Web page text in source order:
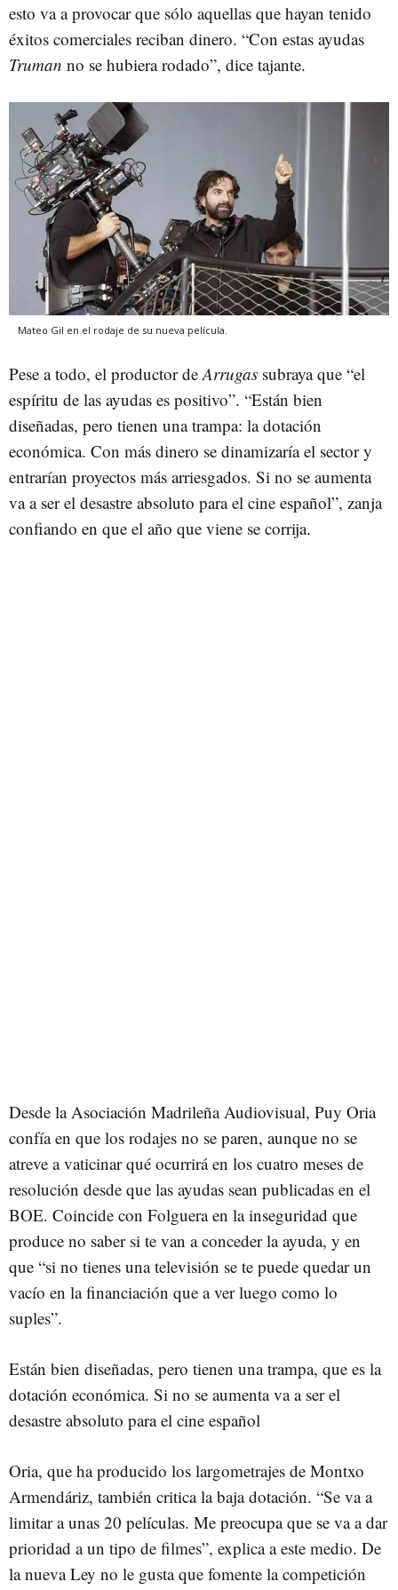
esto va a provocar que sólo aquellas que hayan tenido
éxitos comerciales reciban dinero. “Con estas ayudas
Truman no se hubiera rodado”, dice tajante.
Mateo Gil en el rodaje de su nueva película.
Pese a todo, el productor deArrugas subraya que “el
espíritu de las ayudas es positivo”. “Están bien
diseñadas, pero tienen una trampa: la dotación
económica. Con más dinero se dinamizaría el sector y
entrarían proyectos más arriesgados. Si no se aumenta
va a ser el desastre absoluto para el cine español”, zanja
confiando en que el año que viene se corrija.
Desde la Asociación Madrileña Audiovisual, Puy Oria
confía en que los rodajes no se paren, aunque no se
atreve a vaticinar qué ocurrirá en los cuatro meses de
resolución desde que las ayudas sean publicadas en el
BOE. Coincide con Folguera en la inseguridad que
produce no saber si te van a conceder la ayuda, y en
que “si no tienes una televisión se te puede quedar un
vacío en la financiación que a ver luego como lo
suples”.
Están bien diseñadas, pero tienen una trampa, que es la
dotación económica. Si no se aumenta va a ser el
desastre absoluto para el cine español
Oria, que ha producido los largometrajes de Montxo
Armendáriz, también critica la baja dotación. “Se va a
limitar a unas 20 películas. Me preocupa que se va a dar
prioridad a un tipo de filmes”, explica a este medio. De
la nueva Ley no le gusta que fomente la competición